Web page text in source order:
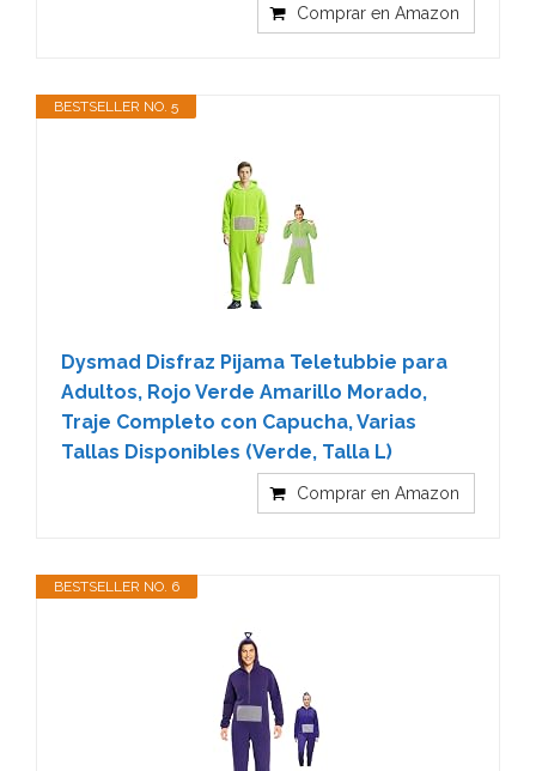
Comprar en Amazon
BESTSELLER NO. 5
Dysmad Disfraz Pijama Teletubbie para
Adultos, Rojo Verde Amarillo Morado,
Traje Completo con Capucha, Varias
Tallas Disponibles (Verde, Talla L)
Comprar en Amazon
BESTSELLER NO. 6